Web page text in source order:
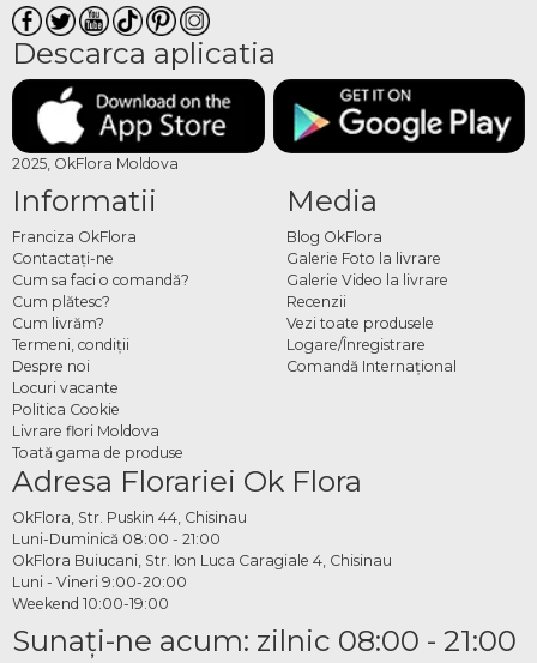
Descarca aplicatia
2025, OkFlora Moldova
Informatii
Franciza OkFlora
Contactaţi-ne
Cum sa faci o comandă?
Cum plătesc?
Cum livrăm?
Termeni, condiţii
Despre noi
Locuri vacante
Politica Cookie
Livrare flori Moldova
Toată gama de produse
Media
Blog OkFlora
Galerie Foto la livrare
Galerie Video la livrare
Recenzii
Vezi toate produsele
Logare/Înregistrare
Comandă Internațional
Adresa Florariei Ok Flora
OkFlora, Str. Puskin 44, Chisinau
Luni-Duminică 08:00 - 21:00
OkFlora Buiucani, Str. Ion Luca Caragiale 4, Chisinau
Luni - Vineri 9:00-20:00
Weekend 10:00-19:00
Sunaţi-ne acum: zilnic 08:00 - 21:00